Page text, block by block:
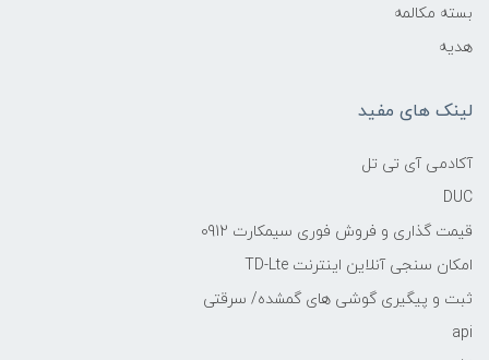
بسته مکالمه
هدیه
لینک های مفید
آکادمی آی تی تل
DUC
قیمت گذاری و فروش فوری سیمکارت 0912
امکان سنجی آنلاین اینترنت TD-Lte
ثبت و پیگیری گوشی های گمشده/ سرقتی
api